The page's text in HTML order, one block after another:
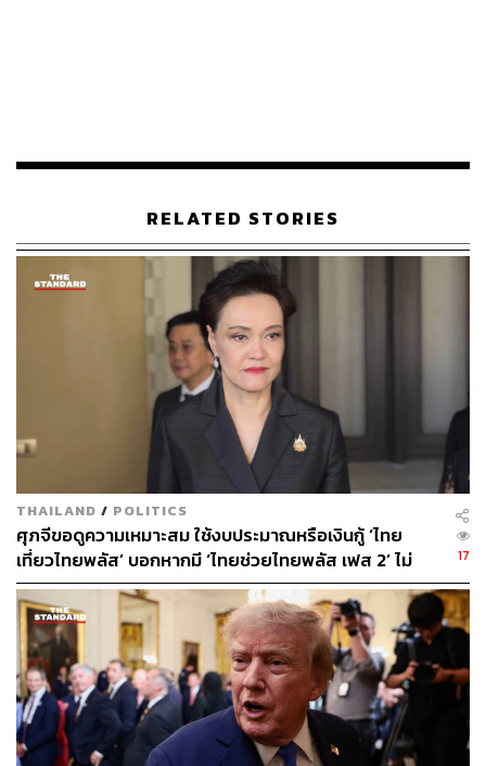
เงินบาทแข็งค่ามาก ผลกระทบสำคัญสิ่งแรกคือสินค้ามาร์จิน
ออกไทย ส่วนผลกระทบที่เกี่ยวเนื่องคือทำให้การนำเข้าสินค้า
ราคาต่ำลง จะกระทบกับการแข่งขันของ SME ในประเทศ”
ทั้งนี้ คาดการณ์ว่าเงินบาทน่าแกว่งตัวอยู่บริเวณกว่า 31 บาท
ต่อดอลลาร์ แต่ขึ้นอยู่กับหลายปัจจัย ได้แก่ 1.การลดดอกเบี้ย
ของธนาคารกลางสหรัฐฯ (เฟด) 2.ค่าเงินดอลลาร์สหรัฐฯ จะ
แข็งค่าหรืออ่อนค่าลง และ 3.ภูมิรัฐศาสตร์รุนแรงขึ้นหรือไม่
และทำให้เกิดการไหลไปลงทุนในสินทรัพย์มั่นคงอย่าง
ทองคำ เพิ่มขึ้นหรือไม่
การส่งออกทองคำทั้งปี 2568 ที่ผ่านมา มูลค่าเพิ่มขึ้น 48.5%
ขณะที่ปริมาณการส่งออกก็เพิ่มขึ้น 8.4% โดยการส่งออก
ทองคำคิดเป็นสัดส่วน 3.8% ของการส่งออกทั้งหมด สัดส่วน
เพิ่มขึ้นจาก 2.7% เมื่อปี 2567 ขณะที่เดือนธันวาคมที่ผ่านมา
การส่งออกทองคำเพิ่มขึ้นสูงมากถึง 148.4% เป็นผลโดยตรง
จากเรื่องภูมิรัฐศาสตร์
ส่งออกไทยโต 18 เดือนรวด
สถิติการส่งออกของไทยที่ผ่านมา เพิ่มขึ้น 18 เดือนติดต่อกัน
RELATED STORIES
THAILAND / POLITICS
ศุภจีขอดูความเหมาะสม ใช้งบประมาณหรือเงินกู้ ‘ไทย
เที่ยวไทยพลัส’ บอกหากมี ‘ไทยช่วยไทยพลัส เฟส 2’ ไม่
จำเป็นต้องออกพร้อมกัน
17